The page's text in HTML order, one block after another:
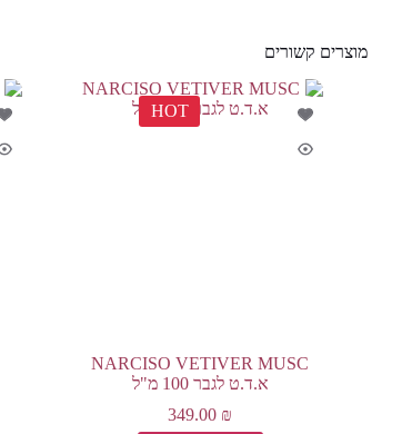
מוצרים קשורים
HOT
NARCISO VETIVER MUSC
א.ד.ט לגבר 100 מ"ל
349.00 ₪